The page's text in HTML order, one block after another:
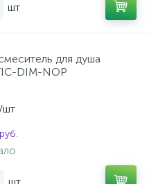
шт
для душа
DIM-NOP
/шт